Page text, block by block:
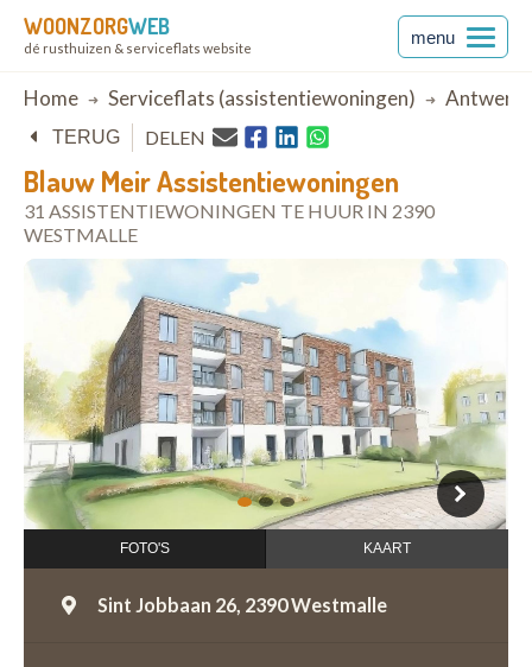
WOONZORGWEB
dé rusthuizen & serviceflats website
menu
Breadcrumb
Home Serviceflats (assistentiewoningen)
Blauw Meir Assistentiewoningen
31 ASSISTENTIEWONINGEN TE HUUR IN 2390
WESTMALLE
TERUG DELEN
1 2 3
open in Google Maps
FOTO'S KAART
Sint Jobbaan 26, 2390 Westmalle